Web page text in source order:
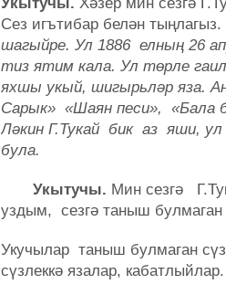
Сез игътибар белән
шагыйре. Ул 1886 елның 26
тиз ятим кала. Ул төрле
яхшы укый, шигырьләр яза.
Сарык» «Шаян песи», «Бала
Ләкин Г.Тукай бик аз яши,
була.
Укытучы. Мин сезгә
уздым, сезгә таныш
Укучылар таныш булмаган
сүзлеккә язалар, кабатлыйлар.